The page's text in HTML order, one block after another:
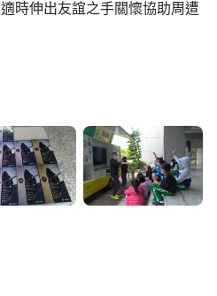
時伸出友誼之手關懷協助周遭